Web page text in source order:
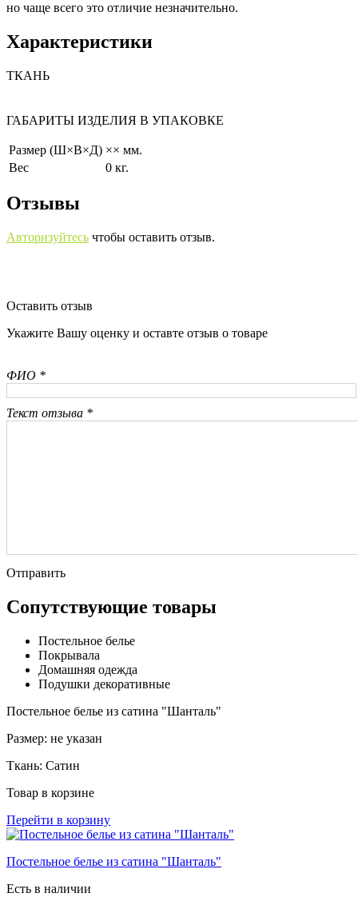
но чаще всего это отличие незначительно.
Характеристики
ТКАНЬ
ГАБАРИТЫ ИЗДЕЛИЯ В УПАКОВКЕ
Размер (Ш×В×Д) ×× мм.
Вес
0 кг.
Отзывы
Авторизуйтесь чтобы оставить отзыв.
Оставить отзыв
Укажите Вашу оценку и оставте отзыв о товаре
ФИО *
Текст отзыва *
Отправить
Сопутствующие товары
Постельное белье
Покрывала
Домашняя одежда
Подушки декоративные
Постельное белье из сатина "Шанталь"
Размер: не указан
Ткань: Сатин
Товар в корзине
Перейти в корзину
Постельное белье из сатина "Шанталь"
Есть в наличии